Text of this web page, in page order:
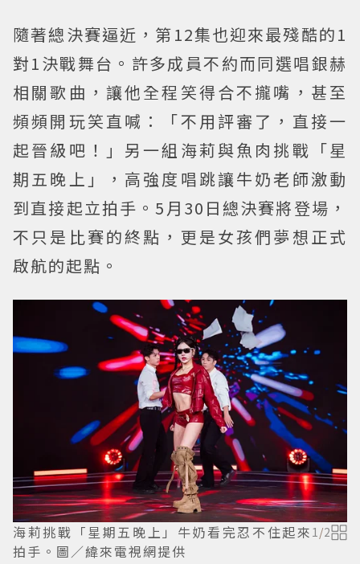
隨著總決賽逼近，第12集也迎來最殘酷的1
對1決戰舞台。許多成員不約而同選唱銀赫
相關歌曲，讓他全程笑得合不攏嘴，甚至
頻頻開玩笑直喊：「不用評審了，直接一
起晉級吧！」另一組海莉與魚肉挑戰「星
期五晚上」，高強度唱跳讓牛奶老師激動
到直接起立拍手。5月30日總決賽將登場，
不只是比賽的終點，更是女孩們夢想正式
啟航的起點。
海莉挑戰「星期五晚上」牛奶看完忍不住起來
拍手。圖／緯來電視網提供
1/2